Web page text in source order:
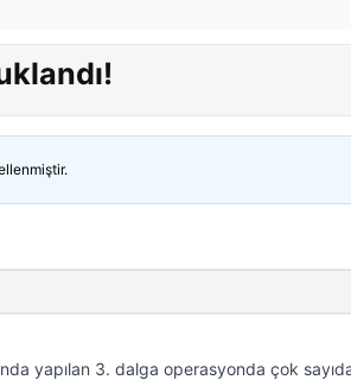
yapılan 3. dalga operasyonda çok